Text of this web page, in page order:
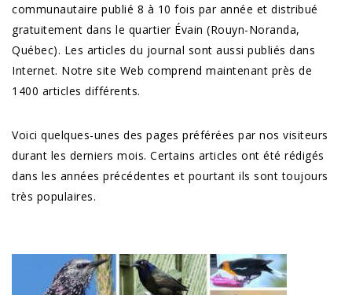
communautaire publié 8 à 10 fois par année et distribué
gratuitement dans le quartier Évain (Rouyn-Noranda,
Québec). Les articles du journal sont aussi publiés dans
Internet. Notre site Web comprend maintenant près de
1400 articles différents.
Voici quelques-unes des pages préférées par nos visiteurs
durant les derniers mois. Certains articles ont été rédigés
dans les années précédentes et pourtant ils sont toujours
très populaires.